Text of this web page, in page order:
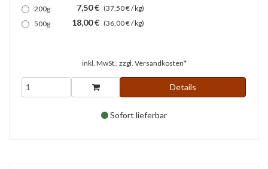
200g
7,50 € (37,50 € / kg)
500g
18,00 € (36,00 € / kg)
inkl. MwSt., zzgl. Versandkosten*
Details
Sofort lieferbar